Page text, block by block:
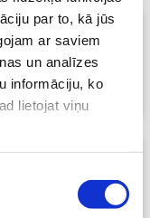
par to, kā jūs
ar saviem
un analīzes
informāciju, ko
lietojat viņu
gaidāmajam
dienā